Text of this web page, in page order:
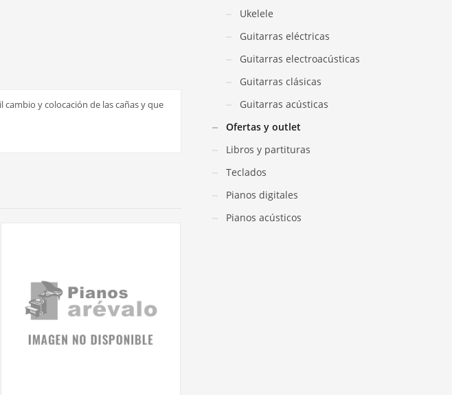
y colocación de las cañas y que
Ukelele
Guitarras eléctricas
Guitarras electroacústicas
Guitarras clásicas
Guitarras acústicas
Ofertas y outlet
Libros y partituras
Teclados
Pianos digitales
Pianos acústicos